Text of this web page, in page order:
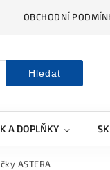
OBCHODNÍ
Hledat
A DOPLŇKY
ASTERA